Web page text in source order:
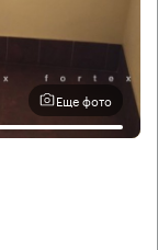
Еще фото